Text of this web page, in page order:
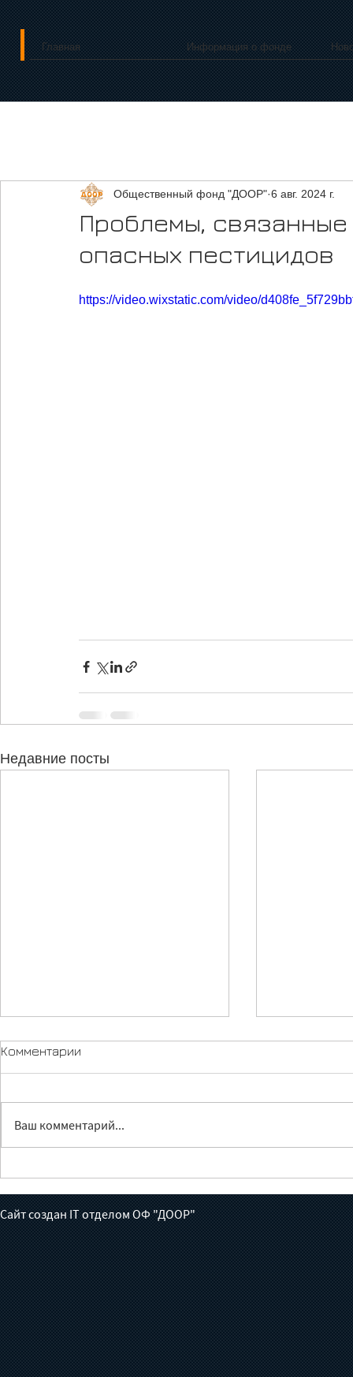
Главная Информация о фонде
Проблемы,
опасных пестицидов
Общественный фонд "ДООР" 6 авг. 2024 г.
https://video.wixstatic.com/video/
Недавние посты
окружающую среду
особо
Комментарии
Ваш комментарий...
Сайт создан IT отделом ОФ "ДООР"